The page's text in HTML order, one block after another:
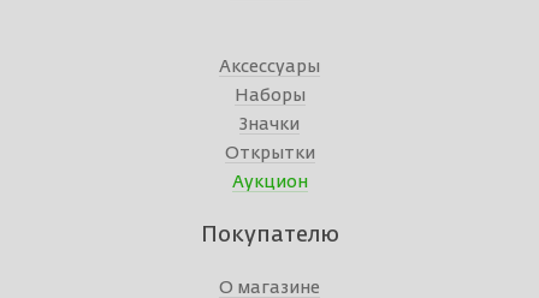
Аксессуары
Наборы
Значки
Открытки
Аукцион
Покупателю
О магазине